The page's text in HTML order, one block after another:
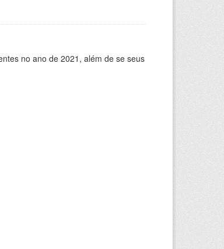
no ano de 2021, além de se seus